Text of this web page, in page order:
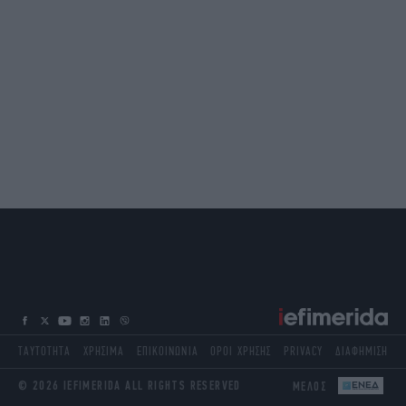
© 2026 IEFIMERIDA ALL RIGHTS RESERVED ΜΕΛΟΣ
ΤΑΥΤΟΤΗΤΑ ΧΡΗΣΙΜΑ ΕΠΙΚΟΙΝΩΝΙΑ ΟΡΟΙ ΧΡΗΣΗΣ PRIVACY ΔΙΑΦΗΜΙΣΗ